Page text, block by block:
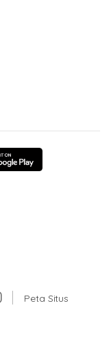
Peta Situs